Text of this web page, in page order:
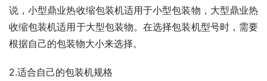
说，小型鼎业热收缩包装机适用于小型包装物，大型鼎业热
收缩包装机适用于大型包装物。在选择包装机型号时，需要
根据自己的包装物大小来选择。
2.适合自己的包装机规格